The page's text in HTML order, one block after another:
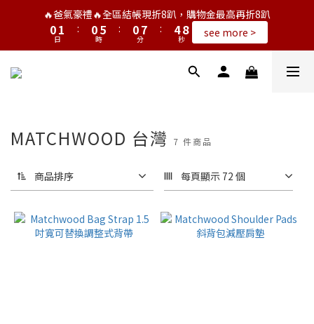
🔥爸氣豪禮🔥全區結帳現折8趴，購物金最高再折8趴
1
0
2
1
0
日
:
1
0
6
5
4
時
:
1
0
8
7
6
0
分
:
5
4
3
8
7
6
5
0
秒 see more >
MATCHWOOD 台灣 7 件商品
商品排序 每頁顯示 72 個